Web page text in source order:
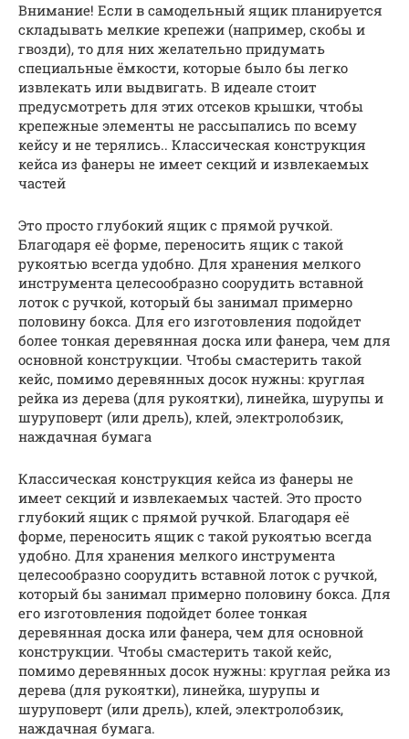
Внимание! Если в самодельный ящик планируется
складывать мелкие крепежи (например, скобы и
гвозди), то для них желательно придумать
специальные ёмкости, которые было бы легко
извлекать или выдвигать. В идеале стоит
предусмотреть для этих отсеков крышки, чтобы
крепежные элементы не рассыпались по всему
кейсу и не терялись.. Классическая конструкция
кейса из фанеры не имеет секций и извлекаемых
частей
Это просто глубокий ящик с прямой ручкой.
Благодаря её форме, переносить ящик с такой
рукоятью всегда удобно. Для хранения мелкого
инструмента целесообразно соорудить вставной
лоток с ручкой, который бы занимал примерно
половину бокса. Для его изготовления подойдет
более тонкая деревянная доска или фанера, чем для
основной конструкции. Чтобы смастерить такой
кейс, помимо деревянных досок нужны: круглая
рейка из дерева (для рукоятки), линейка, шурупы и
шуруповерт (или дрель), клей, электролобзик,
наждачная бумага
Классическая конструкция кейса из фанеры не
имеет секций и извлекаемых частей. Это просто
глубокий ящик с прямой ручкой. Благодаря её
форме, переносить ящик с такой рукоятью всегда
удобно. Для хранения мелкого инструмента
целесообразно соорудить вставной лоток с ручкой,
который бы занимал примерно половину бокса. Для
его изготовления подойдет более тонкая
деревянная доска или фанера, чем для основной
конструкции. Чтобы смастерить такой кейс,
помимо деревянных досок нужны: круглая рейка из
дерева (для рукоятки), линейка, шурупы и
шуруповерт (или дрель), клей, электролобзик,
наждачная бумага.